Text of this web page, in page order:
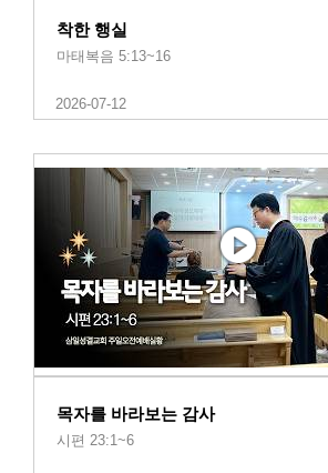
착한 행실
마태복음 5:13~16
2026-07-12
목자를 바라보는 감사
시편 23:1~6